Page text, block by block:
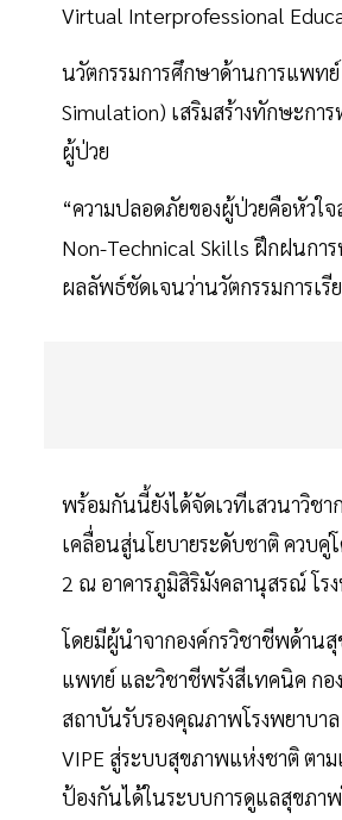
Virtual Interprofessional
นวัตกรรมการศึกษาด้านการแพท
Simulation) เสริมสร้างทักษะก
ผู้ป่วย
“ความปลอดภัยของผู้ป่วยคือหัวใ
Non-Technical Skills ฝึกฝนกา
ผลลัพธ์ชัดเจนว่านวัตกรรมการเ
พร้อมกันนี้ยังได้จัดเวทีเสวนาวิช
เคลื่อนสู่นโยบายระดับชาติ ควบคู่
2 ณ อาคารภูมิสิริมังคลานุสรณ์ โร
โดยมีผู้นำจากองค์กรวิชาชีพด้าน
แพทย์ และวิชาชีพรังสีเทคนิค กอ
สถาบันรับรองคุณภาพโรงพยาบา
VIPE สู่ระบบสุขภาพแห่งชาติ ตา
ป้องกันได้ในระบบการดูแลสุขภา